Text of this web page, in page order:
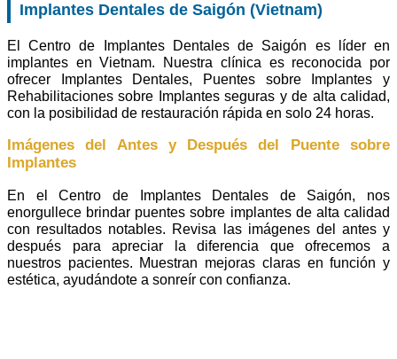
Implantes Dentales de Saigón (Vietnam)
El Centro de Implantes Dentales de Saigón es líder en
implantes en Vietnam. Nuestra clínica es reconocida por
ofrecer Implantes Dentales, Puentes sobre Implantes y
Rehabilitaciones sobre Implantes seguras y de alta calidad,
con la posibilidad de restauración rápida en solo 24 horas.
Imágenes del Antes y Después del Puente sobre
Implantes
En el Centro de Implantes Dentales de Saigón, nos
enorgullece brindar puentes sobre implantes de alta calidad
con resultados notables. Revisa las imágenes del antes y
después para apreciar la diferencia que ofrecemos a
nuestros pacientes. Muestran mejoras claras en función y
estética, ayudándote a sonreír con confianza.